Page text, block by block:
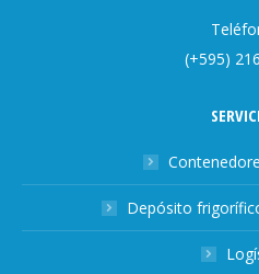
(+595)
Depósito